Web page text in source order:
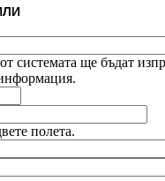
системата ще бъдат
полета.